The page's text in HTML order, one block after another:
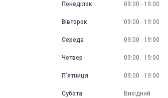
Понеділок 09:00 19:00
Вівторок 09:00 19:00
Середа 09:00 19:00
Четвер 09:00 19:00
Пʼятниця 09:00 19:00
Субота Вихідний